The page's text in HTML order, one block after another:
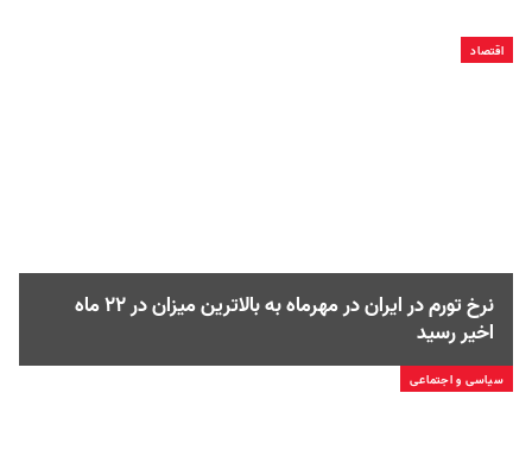
اقتصاد
نرخ تورم در ایران در مهرماه به بالاترین میزان در ۲۲ ماه
اخیر رسید
سیاسی و اجتماعی